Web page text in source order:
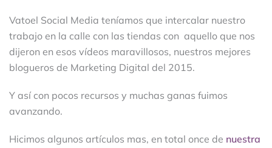
Vatoel Social Media teníamos que intercalar nuestro
trabajo en la calle con las tiendas con aquello que nos
dijeron en esos vídeos maravillosos, nuestros mejores
blogueros de Marketing Digital del 2015.
Y así con pocos recursos y muchas ganas fuimos
avanzando.
Hicimos algunos artículos mas, en total once de nuestra